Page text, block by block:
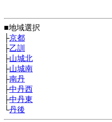
■地域選択
├京都
├乙訓
├山城北
├山城南
├南丹
├中丹西
├中丹東
└丹後